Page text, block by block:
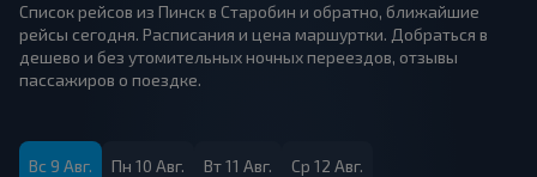
Список рейсов из Пинск в Старобин и обратно, ближайшие
рейсы сегодня. Расписания и цена маршуртки. Добраться в
дешево и без утомительных ночных переездов, отзывы
пассажиров о поездке.
Вс 9 Авг. Пн 10 Авг. Вт 11 Авг. Ср 12 Авг.